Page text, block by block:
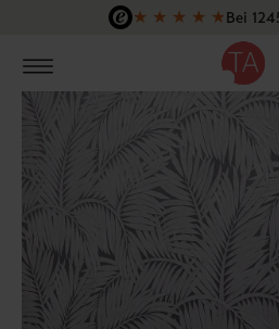
Zum Hauptinhalt springen
★ ★ ★ ★ ★Bei